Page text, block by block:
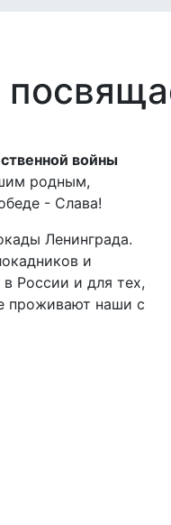
войны
родным,
- Слава!
Ленинграда.
и
России и для тех,
проживают наши с